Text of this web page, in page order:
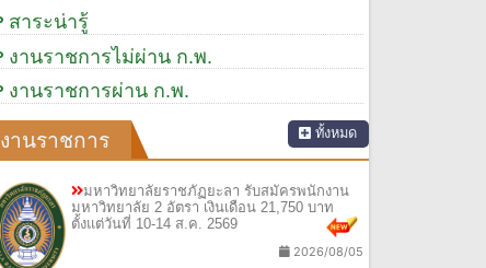
สาระน่ารู้
งานราชการไม่ผ่าน ก.พ.
งานราชการผ่าน ก.พ.
งานราชการ ทั้งหมด
มหาวิทยาลัยราชภัฏยะลา รับสมัครพนักงาน
มหาวิทยาลัย 2 อัตรา เงินเดือน 21,750 บาท
ตั้งแต่วันที่ 10-14 ส.ค. 2569
2026/08/05